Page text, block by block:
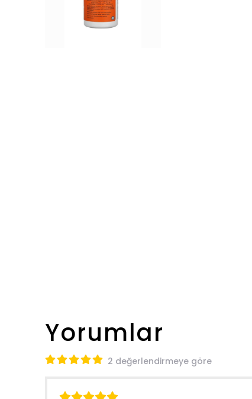
Yorumlar
2 değerlendirmeye göre